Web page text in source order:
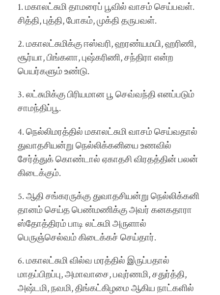
1. மகாலட்சுமி தாமரைப் பூவில் வாசம் செய்பவள்.
சித்தி, புத்தி, போகம், முக்தி தருபவள்.
2. மகாலட்சுமிக்கு ஈஸ்வரி, ஹரண்யமயி, ஹரிணி,
சூர்யா, பிங்களா, புஷ்கரிணி, சந்திரா என்ற
பெயர்களும் உண்டு.
3. லட்சுமிக்கு பிரியமான பூ செவ்வந்தி எனப்படும்
சாமந்திப்பூ.
4. நெல்லிமரத்தில் மகாலட்சுமி வாசம் செய்வதால்
துவாதசியன்று நெல்லிக்கனியை உணவில்
சேர்த்துக் கொண்டால் ஏகாதசி விரதத்தின் பலன்
கிடைக்கும்.
5. ஆதி சங்கரருக்கு துவாதசியன்று நெல்லிக்கனி
தானம் செய்த பெண்மணிக்கு அவர் கனகதாரா
ஸ்தோத்திரம் பாடி லட்சுமி அருளால்
பெருஞ்செல்வம் கிடைக்கச் செய்தார்.
6. மகாலட்சுமி வில்வ மரத்தில் இருப்பதால்
மாதப்பிறப்பு, அமாவாசை, பவுர்ணமி, சதுர்த்தி,
அஷ்டமி, நவமி, திங்கட்கிழமை ஆகிய நாட்களில்